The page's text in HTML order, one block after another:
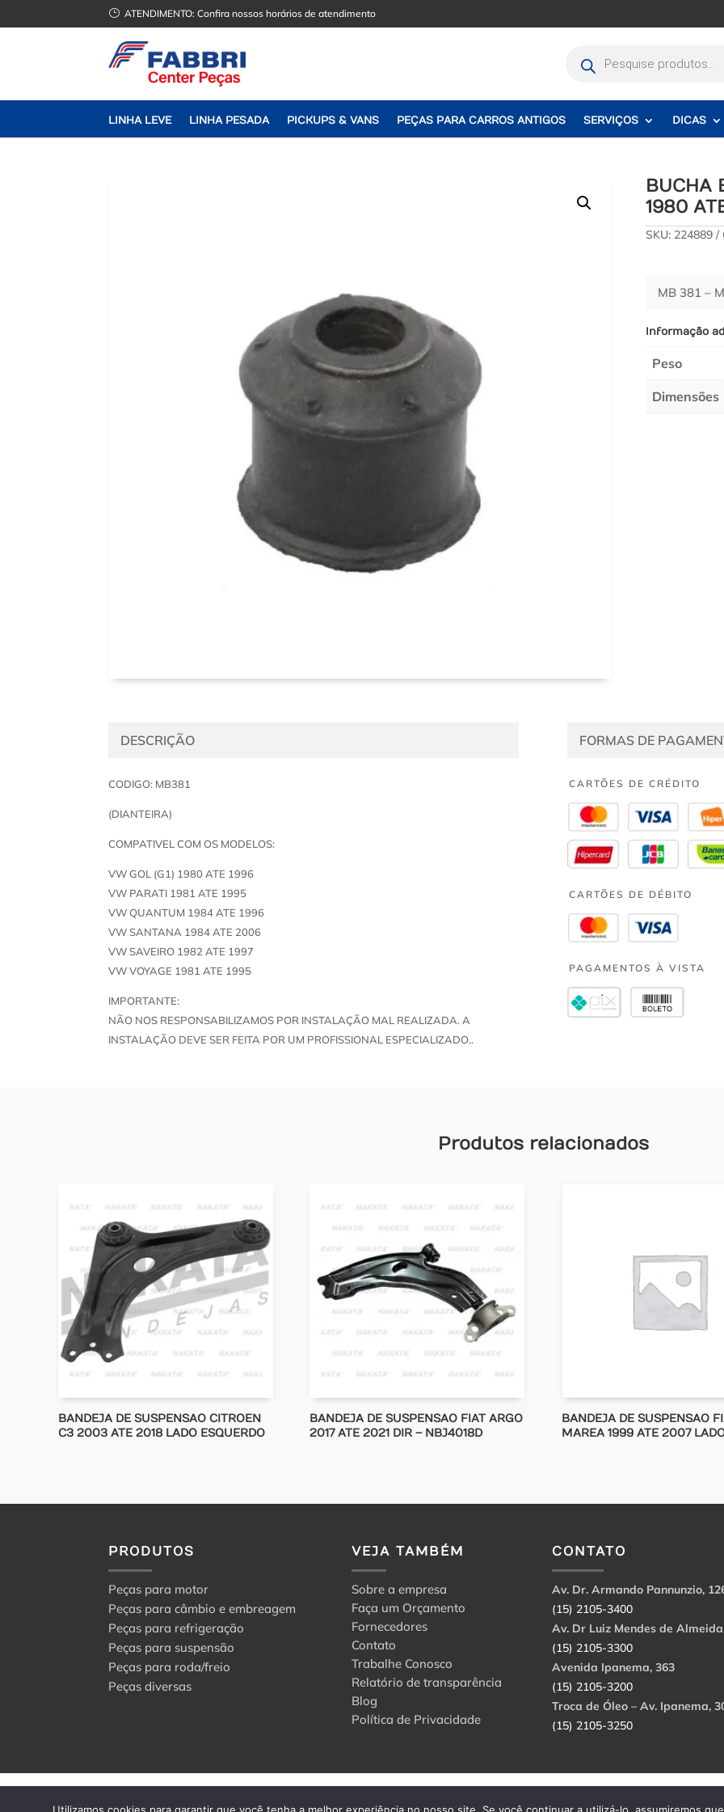
} ATENDIMENTO:Confira nossos horários de atendimento
produtos
LINHA LEVE LINHA PESADA PICKUPS & VANS PEÇAS PARA CARROS ANTIGOS SERVIÇOS DICAS
BUCHA
1980
SKU: 224889
MB 381 –
Informação
Peso
Dimensões
DESCRIÇÃO
CODIGO: MB381
(DIANTEIRA)
COMPATIVEL COM OS MODELOS:
VW GOL (G1) 1980 ATE 1996
VW PARATI 1981 ATE 1995
VW QUANTUM 1984 ATE 1996
VW SANTANA 1984 ATE 2006
VW SAVEIRO 1982 ATE 1997
VW VOYAGE 1981 ATE 1995
IMPORTANTE:
NÃO NOS RESPONSABILIZAMOS POR INSTALAÇÃO MAL REALIZADA. A
INSTALAÇÃO DEVE SER FEITA POR UM PROFISSIONAL ESPECIALIZADO..
FORMAS DE
CARTÕES DE CRÉDITO
CARTÕES DE DÉBITO
PAGAMENTOS À VISTA
Produtos relacionados
BANDEJA DE SUSPENSAO CITROEN
C3 2003 ATE 2018 LADO ESQUERDO
BANDEJA DE SUSPENSAO FIAT ARGO
2017 ATE 2021 DIR – NBJ4018D
BANDEJA DE SUSPENSAO
MAREA 1999 ATE 2007
PRODUTOS
Peças para motor
Peças para câmbio e embreagem
Peças para refrigeração
Peças para suspensão
Peças para roda/freio
Peças diversas
VEJA TAMBÉM
Sobre a empresa
Faça um Orçamento
Fornecedores
Contato
Trabalhe Conosco
Relatório de transparência
Blog
Política de Privacidade
CONTATO
Av. Dr. Armando Pannunzio,
(15) 2105-3400
Av. Dr Luiz Mendes de
(15) 2105-3300
Avenida Ipanema, 363
(15) 2105-3200
Troca de Óleo – Av. Ipanema,
(15) 2105-3250